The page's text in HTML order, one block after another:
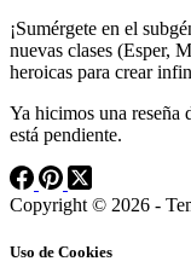
¡Sumérgete en el
nuevas clases (Esper,
heroicas para crear
Ya hicimos una reseña
está pendiente.
Copyright © 2026 -
Uso de Cookies